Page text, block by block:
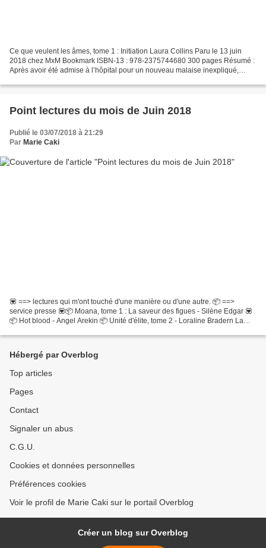
Ce que veulent les âmes, tome 1 : Initiation Laura Collins Paru le 13 juin
2018 chez MxM Bookmark ISBN-13 : 978-2375744680 300 pages Résumé :
Après avoir été admise à l’hôpital pour un nouveau malaise inexpliqué,
Point lectures du mois de Juin 2018
Publié le 03/07/2018 à 21:29
Par Marie Caki
💟 ==> lectures qui m'ont touché d'une manière ou d'une autre. 📦 ==>
service presse 💟📦 Moana, tome 1 : La saveur des figues - Silène Edgar 💟
📦 Hot blood - Angel Arekin 📦 Unité d'élite, tome 2 - Loraline Bradern La
Hébergé par Overblog
Top articles
Pages
Contact
Signaler un abus
C.G.U.
Cookies et données personnelles
Préférences cookies
Voir le profil de Marie Caki sur le portail Overblog
Créer un blog sur Overblog